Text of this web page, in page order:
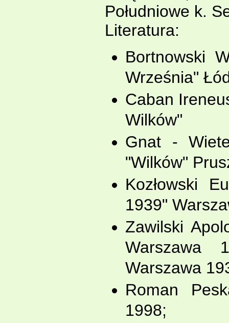
Południowe k.
Literatura:
Bortnowski
Września"
Caban
Wilków"
Gnat -
"Wilków"
Kozłowski
1939"
Zawilski
Warszawa
Warszawa
Roman
1998;